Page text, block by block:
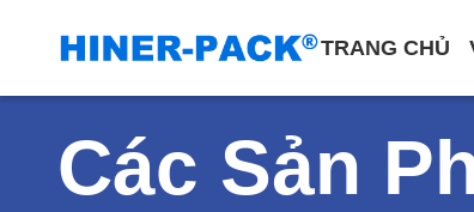
TRANG CHỦ
Các Sản